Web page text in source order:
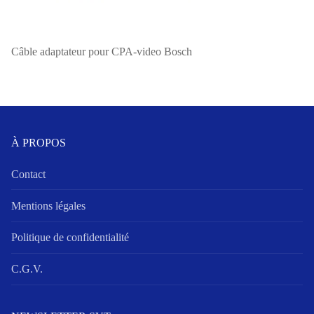
Câble adaptateur pour CPA-video Bosch
À PROPOS
Contact
Mentions légales
Politique de confidentialité
C.G.V.